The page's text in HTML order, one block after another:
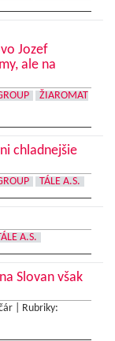
Jozef
ale na
ŽIAROMAT
chladnejšie
TÁLE A.S.
TÁLE A.S.
Slovan však
|
Rubriky: